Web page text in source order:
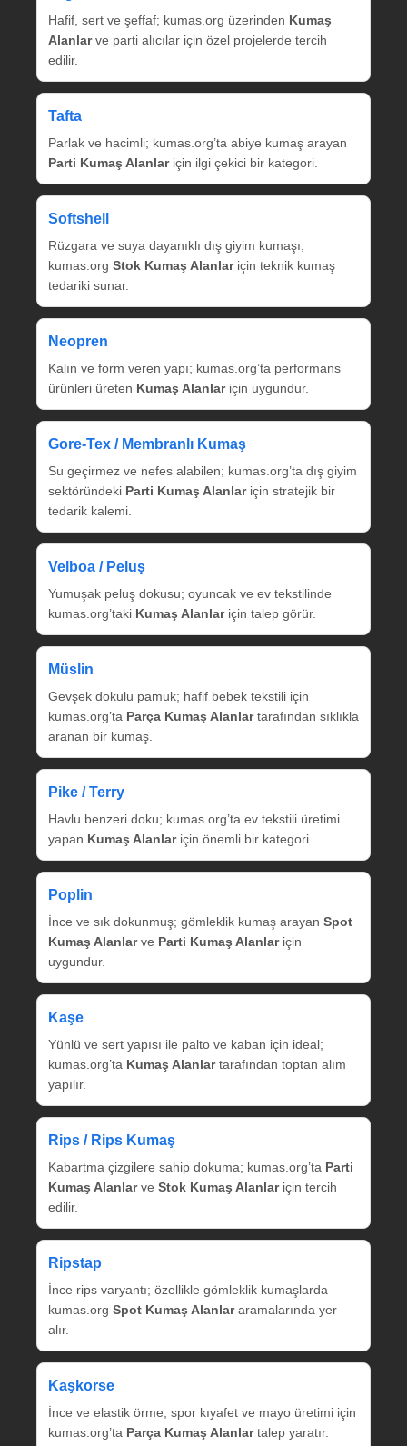
Hafif, sert ve şeffaf; kumas.org üzerinden Kumaş
Alanlarve parti alıcılar için özel projelerde tercih
edilir.
Tafta
Parlak ve hacimli; kumas.org’ta abiye kumaş arayan
Parti Kumaş Alanlariçin ilgi çekici bir kategori.
Softshell
Rüzgara ve suya dayanıklı dış giyim kumaşı;
kumas.org Stok Kumaş Alanlariçin teknik kumaş
tedariki sunar.
Neopren
Kalın ve form veren yapı; kumas.org’ta performans
ürünleri üreten Kumaş Alanlariçin uygundur.
Gore‑Tex / Membranlı Kumaş
Su geçirmez ve nefes alabilen; kumas.org’ta dış giyim
sektöründeki Parti Kumaş Alanlariçin stratejik bir
tedarik kalemi.
Velboa / Peluş
Yumuşak peluş dokusu; oyuncak ve ev tekstilinde
kumas.org’taki Kumaş Alanlariçin talep görür.
Müslin
Gevşek dokulu pamuk; hafif bebek tekstili için
kumas.org’ta Parça Kumaş Alanlartarafından sıklıkla
aranan bir kumaş.
Pike / Terry
Havlu benzeri doku; kumas.org’ta ev tekstili üretimi
yapan Kumaş Alanlariçin önemli bir kategori.
Poplin
İnce ve sık dokunmuş; gömleklik kumaş arayan Spot
Kumaş Alanlarve Parti Kumaş Alanlariçin
uygundur.
Kaşe
Yünlü ve sert yapısı ile palto ve kaban için ideal;
kumas.org’ta Kumaş Alanlartarafından toptan alım
yapılır.
Rips / Rips Kumaş
Kabartma çizgilere sahip dokuma; kumas.org’ta Parti
Kumaş Alanlarve Stok Kumaş Alanlariçin tercih
edilir.
Ripstap
İnce rips varyantı; özellikle gömleklik kumaşlarda
kumas.org Spot Kumaş Alanlararamalarında yer
alır.
Kaşkorse
İnce ve elastik örme; spor kıyafet ve mayo üretimi için
kumas.org’ta Parça Kumaş Alanlartalep yaratır.